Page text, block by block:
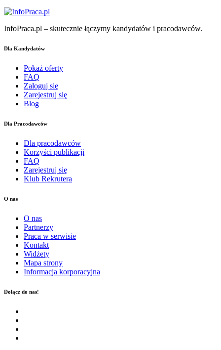
InfoPraca.pl – skutecznie łączymy kandydatów i pracodawców.
Dla Kandydatów
Pokaż oferty
FAQ
Zaloguj się
Zarejestruj się
Blog
Dla Pracodawców
Dla pracodawców
Korzyści publikacji
FAQ
Zarejestruj się
Klub Rekrutera
O nas
O nas
Partnerzy
Praca w serwisie
Kontakt
Widżety
Mapa strony
Informacja korporacyjna
Dołącz do nas!